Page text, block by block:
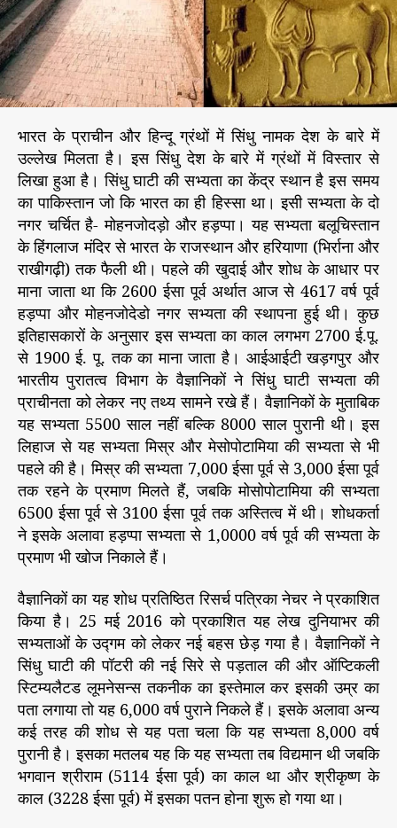
-
ह
ड़
प्पा
की
भ्य
ता
का
सं
ध
हि
न्दू
आ
र्यों
से
र
हा
है
भारत के प्राचीन और हिन्दू ग्रंथों में सिंधु नामक देश के बारे में
उल्लेख मिलता है। इस सिंधु देश के बारे में ग्रंथों में विस्तार से
लिखा हुआ है। सिंधु घाटी की सभ्यता का केंद्र स्थान है इस समय
का पाकिस्तान जो कि भारत का ही हिस्सा था। इसी सभ्यता के दो
नगर चर्चित है- मोहनजोदड़ो और हड़प्पा। यह सभ्यता बलूचिस्तान
के हिंगलाज मंदिर से भारत के राजस्थान और हरियाणा (भिर्राना और
राखीगढ़ी) तक फैली थी। पहले की खुदाई और शोध के आधार पर
माना जाता था कि 2600 ईसा पूर्व अर्थात आज से 4617 वर्ष पूर्व
हड़प्पा और मोहनजोदेडो नगर सभ्यता की स्थापना हुई थी। कुछ
इतिहासकारों के अनुसार इस सभ्यता का काल लगभग 2700 ई.पू.
से 1900 ई. पू. तक का माना जाता है। आईआईटी खड़गपुर और
भारतीय पुरातत्व विभाग के वैज्ञानिकों ने सिंधु घाटी सभ्यता की
प्राचीनता को लेकर नए तथ्‍य सामने रखे हैं। वैज्ञानिकों के मुताबिक
यह सभ्यता 5500 साल नहीं बल्कि 8000 साल पुरानी थी। इस
लिहाज से यह सभ्यता मिस्र और मेसोपोटामिया की सभ्यता से भी
पहले की है। मिस्र की सभ्यता 7,000 ईसा पूर्व से 3,000 ईसा पूर्व
तक रहने के प्रमाण मिलते हैं, जबकि मोसोपोटामिया की सभ्यता
6500 ईसा पूर्व से 3100 ईसा पूर्व तक अस्तित्व में थी। शोधकर्ता
ने इसके अलावा हड़प्पा सभ्यता से 1,0000 वर्ष पूर्व की सभ्यता के
प्रमाण भी खोज निकाले हैं।
वैज्ञानिकों का यह शोध प्रतिष्ठित रिसर्च पत्रिका नेचर ने प्रकाशित
किया है। 25 मई 2016 को प्रकाशित यह लेख दुनियाभर की
सभ्यताओं के उद्गम को लेकर नई बहस छेड़ गया है। वैज्ञानिकों ने
सिंधु घाटी की पॉटरी की नई सिरे से पड़ताल की और ऑप्टिकली
स्टिम्यलैटड लूमनेसन्स तकनीक का इस्तेमाल कर इसकी उम्र का
पता लगाया तो यह 6,000 वर्ष पुराने निकले हैं। इसके अलावा अन्य
कई तरह की शोध से यह पता चला कि यह सभ्यता 8,000 वर्ष
पुरानी है। इसका मतलब यह कि यह सभ्यता तब विद्यमान थी जबकि
भगवान श्रीराम (5114 ईसा पूर्व) का काल था और श्रीकृष्ण के
काल (3228 ईसा पूर्व) में इसका पतन होना शुरू हो गया था।